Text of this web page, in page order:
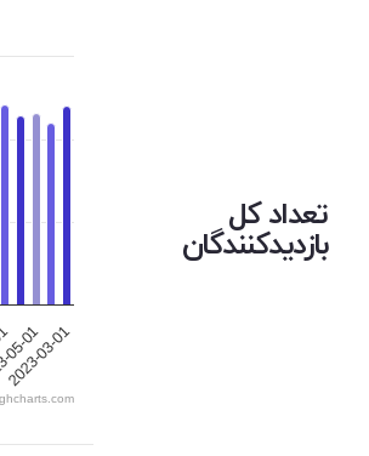
تعداد کل
بازدیدکنندگان
01
2023-03-01